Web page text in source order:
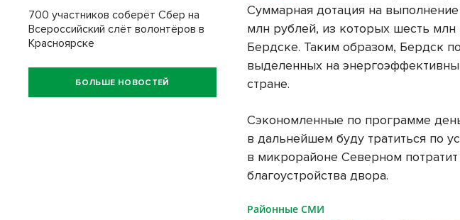
Суммарная дотация на
млн рублей, из которых шесть
Бердске. Таким образом, Бердск
выделенных на
стране.
Сэкономленные по программе
в дальнейшем буду тратиться по
в микрорайоне Северном
благоустройства двора.
Районные СМИ
700 участников соберёт Сбер на
Всероссийский слёт волонтёров в
Красноярске
БОЛЬШЕ НОВОСТЕЙ